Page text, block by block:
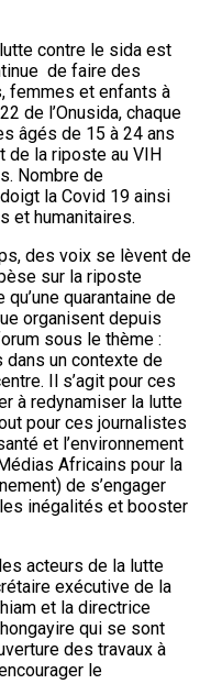
contre le sida est
de faire des
femmes et enfants à
de l’Onusida, chaque
âgés de 15 à 24 ans
de la riposte au VIH
Nombre de
la Covid 19 ainsi
et humanitaires.
des voix se lèvent de
sur la riposte
quarantaine de
organisent depuis
sous le thème :
dans un contexte de
Il s’agit pour ces
à redynamiser la lutte
pour ces journalistes
et l’environnement
Africains pour la
de s’engager
inégalités et booster
acteurs de la lutte
exécutive de la
et la directrice
qui se sont
des travaux à
le